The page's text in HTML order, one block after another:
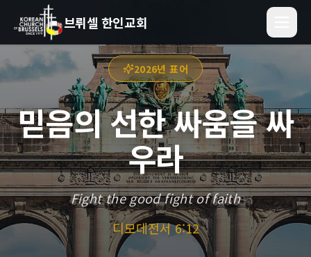
브뤼셀 한인교회
2026년 표어
믿음의 선한 싸움을 싸
우라
Fight the good fight of faith
디모데전서 6:12